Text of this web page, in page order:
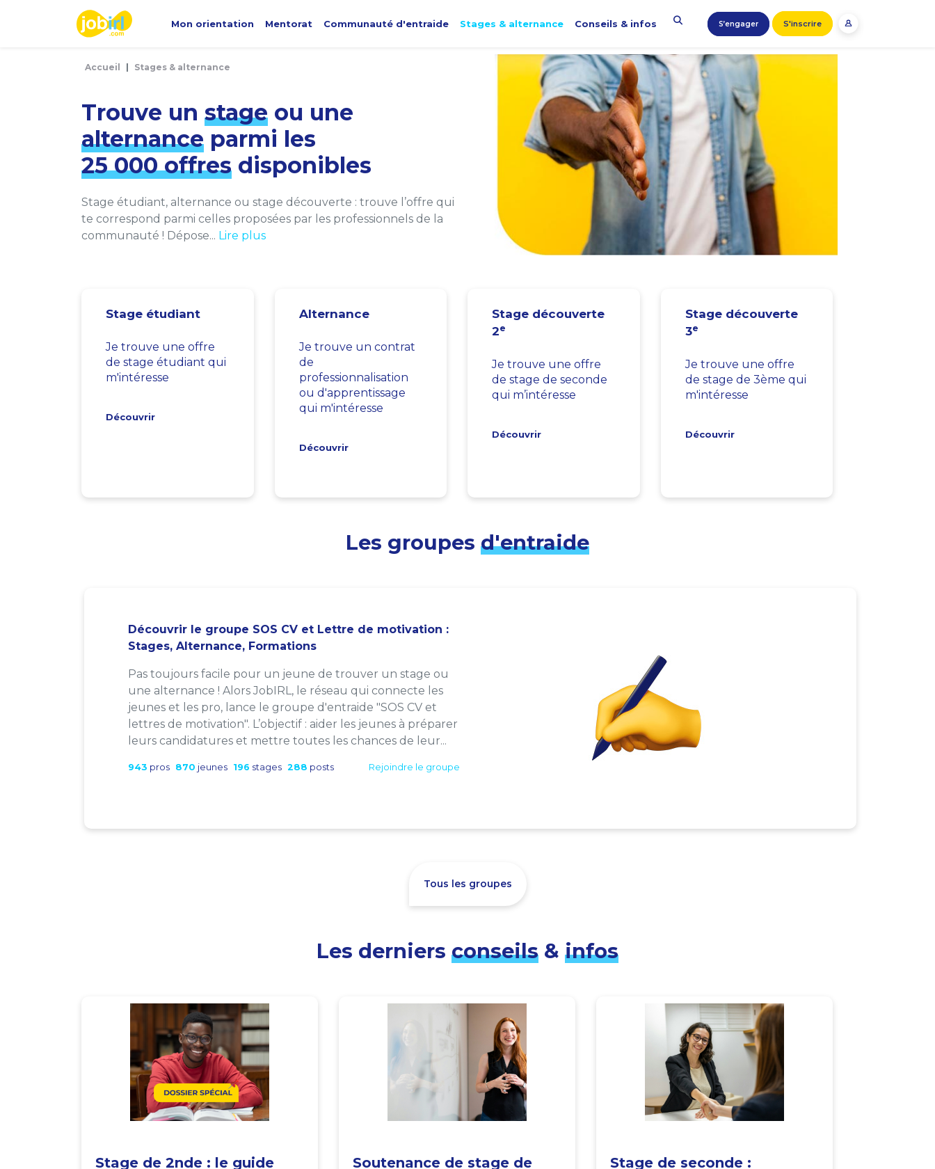
Mon orientation Mentorat Communauté d'entraide Stages & alternance Conseils & infos S’engager S'inscrire
Accueil Stages & alternance
Trouve un stage ou une
alternance parmi les
25 000 offres disponibles
Stage étudiant, alternance ou stage découverte : trouve l’offre qui
te correspond parmi celles proposées par les professionnels de la
communauté ! Dépose... Lire plus
Stage étudiant
Je trouve une offre
de stage étudiant qui
m'intéresse
Découvrir
Alternance
Je trouve un contrat
de
professionnalisation
ou d'apprentissage
qui m'intéresse
Découvrir
Stage découverte
2e
Je trouve une offre
de stage de seconde
qui m’intéresse
Découvrir
Stage découverte
3e
Je trouve une offre
de stage de 3ème qui
m'intéresse
Découvrir
Les groupes d'entraide
Découvrir le groupe SOS CV et Lettre de motivation :
Stages, Alternance, Formations
Pas toujours facile pour un jeune de trouver un stage ou
une alternance ! Alors JobIRL, le réseau qui connecte les
jeunes et les pro, lance le groupe d'entraide "SOS CV et
lettres de motivation". L’objectif : aider les jeunes à préparer
leurs candidatures et mettre toutes les chances de leur...
943 pros 870 jeunes 196 stages 288 posts Rejoindre le groupe
Tous les groupes
Les derniers conseils & infos
Stage de 2nde : le guide
Soutenance de stage de
Stage de seconde :
Panneau de gestion des cookies